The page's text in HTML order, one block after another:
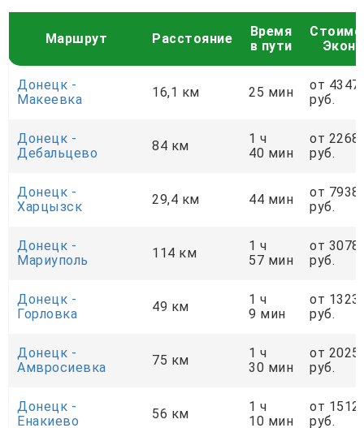
Маршрут Расстояние
Время
в пути
Донецк -
Макеевка
16,1 км 25 мин
от 4347
руб.
Донецк -
Дебальцево
84 км
1 ч
40 мин
от 2268
руб.
Донецк -
Харцызск
29,4 км 44 мин
от 7938
руб.
Донецк -
Мариуполь
114 км
1 ч
57 мин
от 3078
руб.
Донецк -
Горловка
49 км
1 ч
9 мин
от 1323
руб.
Донецк -
Амвросиевка
75 км
1 ч
30 мин
от 2025
руб.
Донецк -
Енакиево
56 км
1 ч
10 мин
от 1512
руб.